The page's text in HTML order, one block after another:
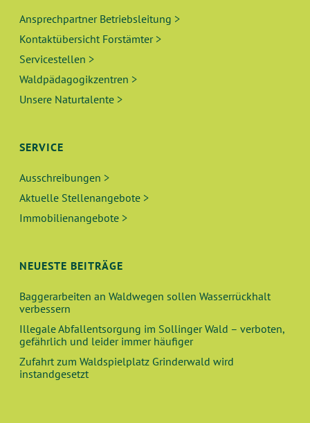
Ansprechpartner Betriebsleitung >
Kontaktübersicht Forstämter >
Servicestellen >
Waldpädagogikzentren >
Unsere Naturtalente >
SERVICE
Ausschreibungen >
Aktuelle Stellenangebote >
Immobilienangebote >
NEUESTE BEITRÄGE
Baggerarbeiten an Waldwegen sollen Wasserrückhalt
verbessern
Illegale Abfallentsorgung im Sollinger Wald – verboten,
gefährlich und leider immer häufiger
Zufahrt zum Waldspielplatz Grinderwald wird
instandgesetzt